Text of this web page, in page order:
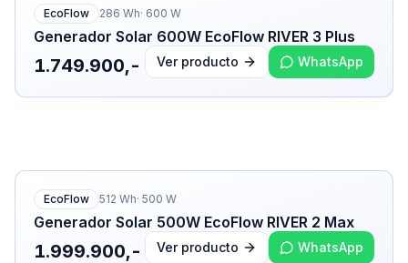
EcoFlow 286 Wh· 600 W
Generador Solar 600W EcoFlow RIVER 3 Plus
1.749.900,- Ver producto WhatsApp
EcoFlow 512 Wh· 500 W
Generador Solar 500W EcoFlow RIVER 2 Max
1.999.900,- Ver producto WhatsApp